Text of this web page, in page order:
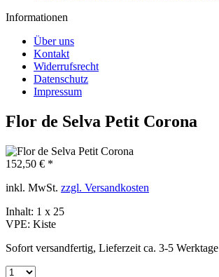
Informationen
Über uns
Kontakt
Widerrufsrecht
Datenschutz
Impressum
Flor de Selva Petit Corona
152,50 € *
inkl. MwSt. zzgl. Versandkosten
Inhalt: 1 x 25
VPE: Kiste
Sofort versandfertig, Lieferzeit ca. 3-5 Werktage